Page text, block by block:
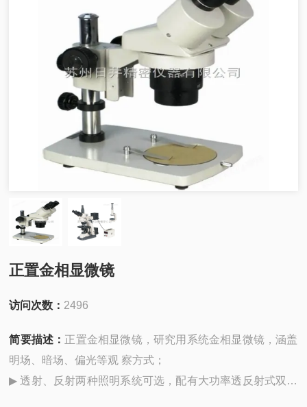
正置金相显微镜
访问次数： 2496
简要描述： 正置金相显微镜，研究用系统金相显微镜，涵盖
明场、暗场、偏光等观 察方式；
▶ 透射、反射两种照明系统可选，配有大功率透反射式双光